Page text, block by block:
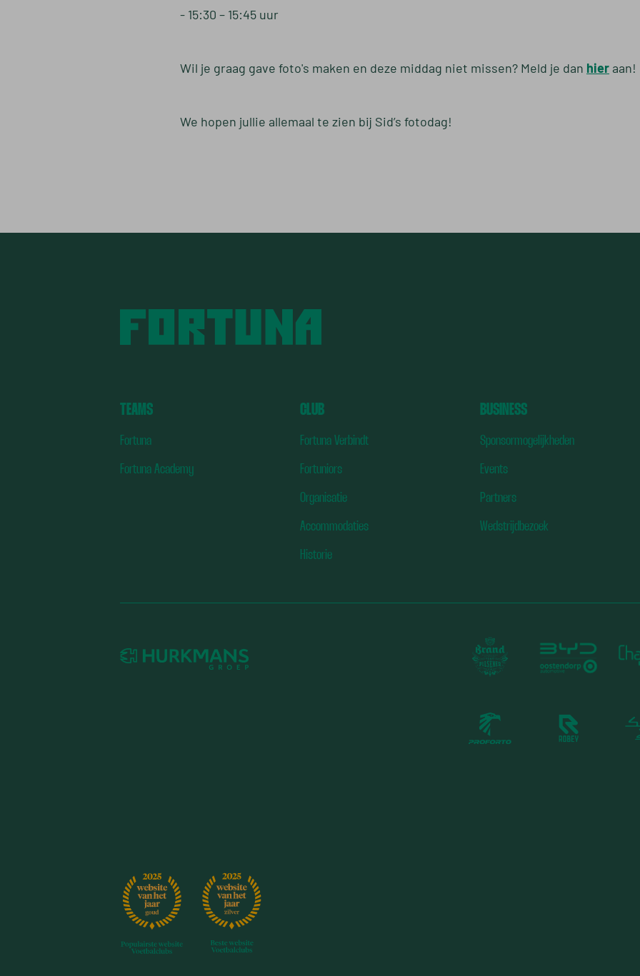
- 15:30 – 15:45 uur
Wil je graag gave foto's maken en deze middag niet missen? Meld je dan hier aan!
We hopen jullie allemaal te zien bij Sid’s fotodag!
TEAMS
Fortuna
Fortuna Academy
CLUB
Fortuna Verbindt
Fortuniors
Organisatie
Accommodaties
Historie
BUSINESS
Sponsormogelijkheden
Events
Partners
Wedstrijdbezoek